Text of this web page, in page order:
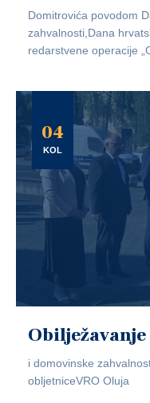
Domitrovića povodom
zahvalnosti,Dana
redarstvene operacije
04
KOL
i domovinske
obljetniceVRO Oluja